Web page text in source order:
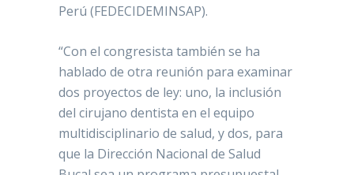
Perú (FEDECIDEMINSAP).
“Con el congresista también se ha
hablado de otra reunión para examinar
dos proyectos de ley: uno, la inclusión
del cirujano dentista en el equipo
multidisciplinario de salud, y dos, para
que la Dirección Nacional de Salud